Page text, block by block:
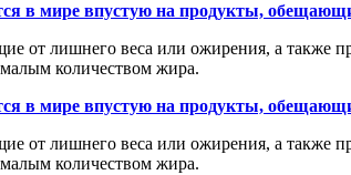
в мире впустую на продукты,
от лишнего веса или ожирения, а также
количеством жира.
в мире впустую на продукты,
от лишнего веса или ожирения, а также
количеством жира.